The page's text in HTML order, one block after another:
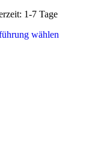
1-7 Tage
wählenDieses